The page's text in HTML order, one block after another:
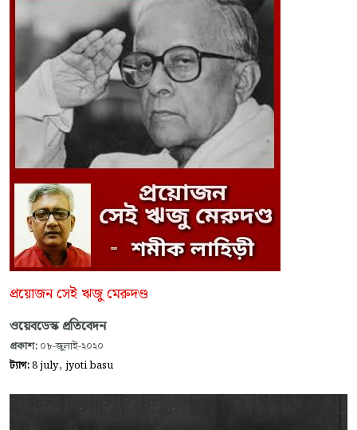
প্রয়োজন সেই ঋজু মেরুদণ্ড
ওয়েবডেস্ক প্রতিবেদন
প্রকাশ: ০৮-জুলাই-২০২০
ট্যাগ:8 july, jyoti basu